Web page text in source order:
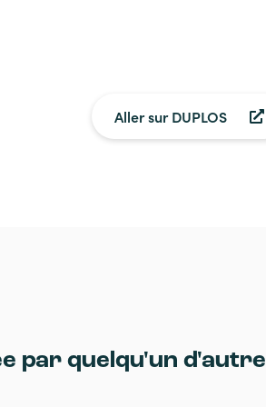
Aller sur DUPLOS
par quelqu'un d'autre